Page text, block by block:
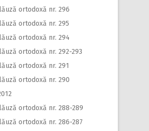
ortodoxă nr. 296
ortodoxă nr. 295
ortodoxă nr. 294
ortodoxă nr. 292-293
ortodoxă nr. 291
ortodoxă nr. 290
ortodoxă nr. 288-289
ortodoxă nr. 286-287